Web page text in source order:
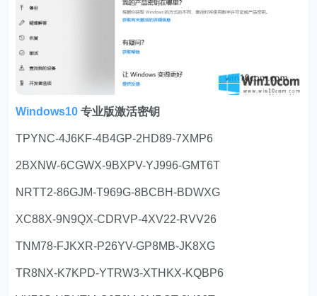
Windows10 专业版激活密钥
TPYNC-4J6KF-4B4GP-2HD89-7XMP6
2BXNW-6CGWX-9BXPV-YJ996-GMT6T
NRTT2-86GJM-T969G-8BCBH-BDWXG
XC88X-9N9QX-CDRVP-4XV22-RVV26
TNM78-FJKXR-P26YV-GP8MB-JK8XG
TR8NX-K7KPD-YTRW3-XTHKX-KQBP6